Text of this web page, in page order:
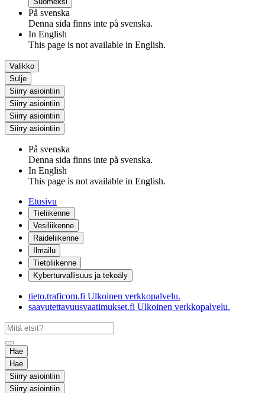
På svenska
Denna sida finns inte på svenska.
In English
This page is not available in English.
Valikko
Sulje
Siirry asiointiin
Siirry asiointiin
Siirry asiointiin
Siirry asiointiin
På svenska
Denna sida finns inte på svenska.
In English
This page is not available in English.
Etusivu
Tieliikenne
Vesiliikenne
Raideliikenne
Ilmailu
Tietoliikenne
Kyberturvallisuus ja tekoäly
tieto.traficom.fi Ulkoinen verkkopalvelu.
saavutettavuusvaatimukset.fi Ulkoinen verkkopalvelu.
Hae
Hae
Siirry asiointiin
Siirry asiointiin